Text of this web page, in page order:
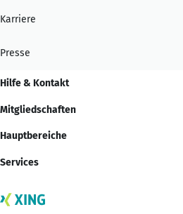
Karriere
Presse
Hilfe & Kontakt
Mitgliedschaften
Hauptbereiche
Services